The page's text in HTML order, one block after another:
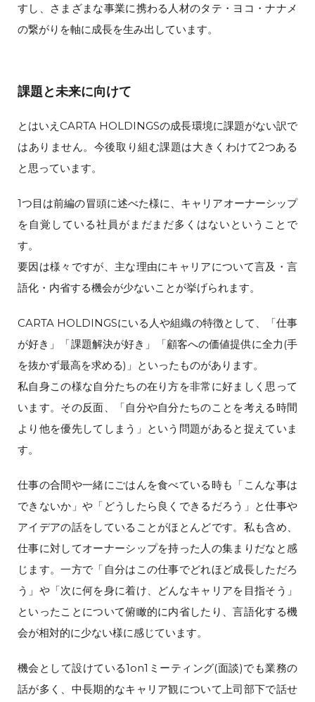
すし、さまざまな事業に携わる人材のタテ・ヨコ・ナナメ
の繋がりを軸に成長を生み出しています。
課題と未来に向けて
とはいえCARTA HOLDINGSの成長環境に課題がない訳で
はありません。今後取り組む課題は大きくわけて2つある
と思っています。
1つ目は前編の冒頭に述べた様に、キャリアオーナーシップ
を自覚している社員がまだまだ多くはないということで
す。
要因は様々ですが、主な理由にキャリアについて言及・言
語化・内省する機会が少ないことが挙げられます。
CARTA HOLDINGSにいる人や組織の特徴として、「仕事
が好き」「課題解決が好き」「顧客への価値提供に全力(手
を抜かず最高を求める)」といったものがあります。
私自身この様な自分たちの在り方を非常に好ましく思って
います。その反面、「自分や自分たちのことを考える時間
より他を優先してしまう」という問題があると捉えていま
す。
仕事の合間や一緒にごはんを食べている時も「こんな事は
できないか」や「どうしたら良くできるだろう」と仕事や
アイデアの話をしていることがほとんどです。私も含め、
仕事に対してオーナーシップを持った人の集まりだなと感
じます。一方で「自分はこの仕事でどれほど成長しただろ
う」や「次に何を身に着け、どんなキャリアを目指そう」
といったことについて俯瞰的に内省したり、言語化する機
会が相対的に少ない様に感じています。
機会として設けている1on1ミーティング(面談)でも業務の
話が多く、中長期的なキャリア観について上司部下で話せ